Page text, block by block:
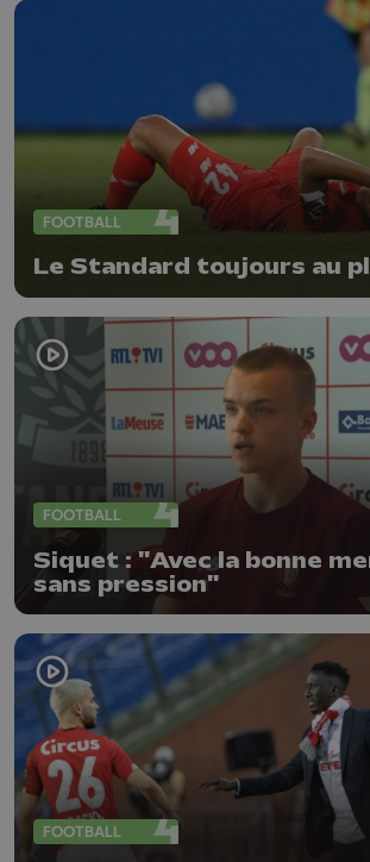
FOOTBALL
Le Standard toujours au
FOOTBALL
Siquet : "Avec la bonne
sans pression"
FOOTBALL